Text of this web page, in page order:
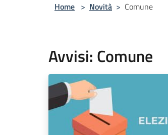
Home > Novità > Comune
Avvisi: Comune